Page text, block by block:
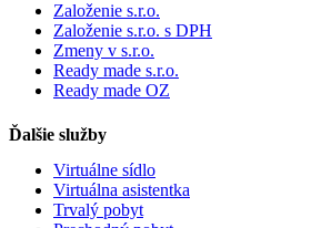
Založenie s.r.o.
Založenie s.r.o. s DPH
Zmeny v s.r.o.
Ready made s.r.o.
Ready made OZ
Ďalšie služby
Virtuálne sídlo
Virtuálna asistentka
Trvalý pobyt